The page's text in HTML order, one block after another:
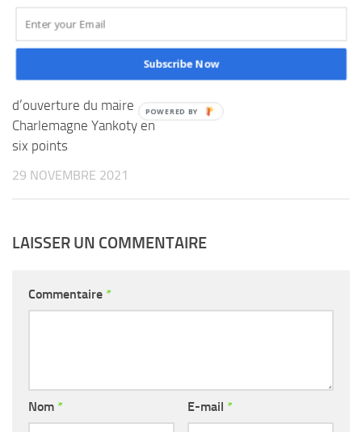
4ème session ordinaire à
la mairie de Porto-Novo :
l’essentiel du discours
d’ouverture du maire
Charlemagne Yankoty en
six points
29 NOVEMBRE 2021
rentre libre sous
16 DÉCEMBRE 2025
LAISSER UN COMMENTAIRE
Commentaire *
Nom * E-mail *
Subscribe Now